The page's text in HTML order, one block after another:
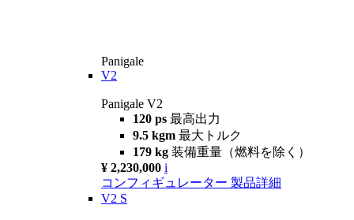
Panigale
V2
Panigale V2
120 ps 最高出力
9.5 kgm 最大トルク
179 kg 装備重量（燃料を除く）
¥ 2,230,000 i
コンフィギュレーター 製品詳細
V2 S